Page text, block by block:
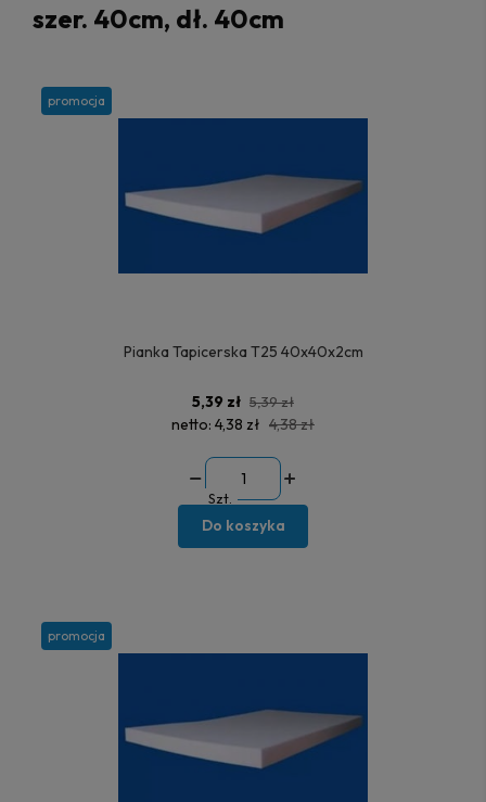
szer. 40cm, dł. 40cm
Pianka Tapicerska T25 40x40x2cm
5,39 zł 5,39 zł
netto: 4,38 zł 4,38 zł
Szt.
Do koszyka
promocja
promocja